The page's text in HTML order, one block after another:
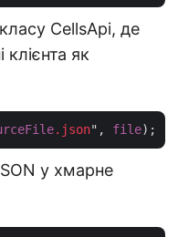
CellsApi, де
як
.json", file
у хмарне